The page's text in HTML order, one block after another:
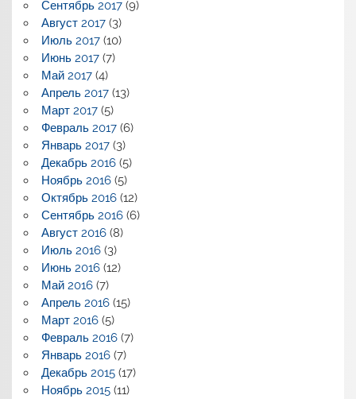
Сентябрь 2017(9)
Август 2017(3)
Июль 2017(10)
Июнь 2017(7)
Май 2017(4)
Апрель 2017(13)
Март 2017(5)
Февраль 2017(6)
Январь 2017(3)
Декабрь 2016(5)
Ноябрь 2016(5)
Октябрь 2016(12)
Сентябрь 2016(6)
Август 2016(8)
Июль 2016(3)
Июнь 2016(12)
Май 2016(7)
Апрель 2016(15)
Март 2016(5)
Февраль 2016(7)
Январь 2016(7)
Декабрь 2015(17)
Ноябрь 2015(11)